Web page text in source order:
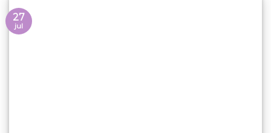
27
jul